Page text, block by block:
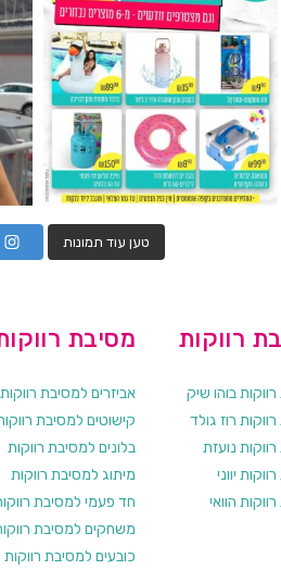
טען עוד תמונות
מסיבת
אביזרים למסיבת רווקות
קישוטים למסיבת
בלונים למסיבת רווקות
מיתוג למסיבת רווקות
חד פעמי למסיבת
משחקים למסיבת
כובעים למסיבת רווקות
רווקות
בוהו שיק
רוז גולד
נועזת
יווני
הוואי